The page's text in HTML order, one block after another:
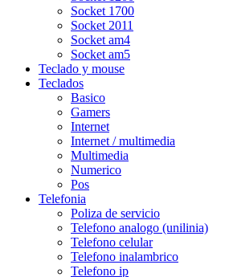
Socket 1700
Socket 2011
Socket am4
Socket am5
Teclado y mouse
Teclados
Basico
Gamers
Internet
Internet / multimedia
Multimedia
Numerico
Pos
Telefonia
Poliza de servicio
Telefono analogo (unilinia)
Telefono celular
Telefono inalambrico
Telefono ip